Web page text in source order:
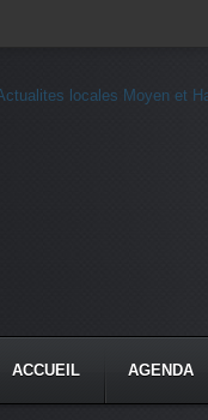
ACCUEIL AGENDA